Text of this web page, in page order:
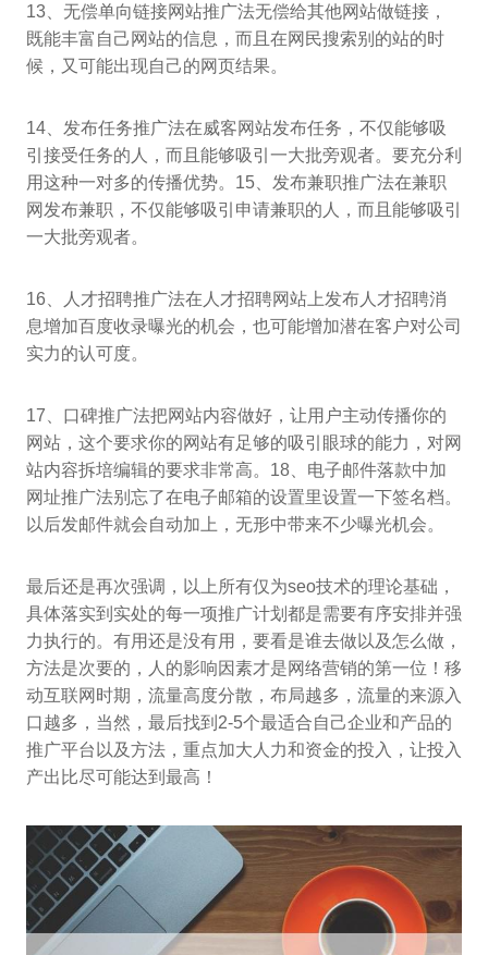
13、无偿单向链接网站推广法无偿给其他网站做链接，
既能丰富自己网站的信息，而且在网民搜索别的站的时
候，又可能出现自己的网页结果。
14、发布任务推广法在威客网站发布任务，不仅能够吸
引接受任务的人，而且能够吸引一大批旁观者。要充分利
用这种一对多的传播优势。15、发布兼职推广法在兼职
网发布兼职，不仅能够吸引申请兼职的人，而且能够吸引
一大批旁观者。
16、人才招聘推广法在人才招聘网站上发布人才招聘消
息增加百度收录曝光的机会，也可能增加潜在客户对公司
实力的认可度。
17、口碑推广法把网站内容做好，让用户主动传播你的
网站，这个要求你的网站有足够的吸引眼球的能力，对网
站内容拆培编辑的要求非常高。18、电子邮件落款中加
网址推广法别忘了在电子邮箱的设置里设置一下签名档。
以后发邮件就会自动加上，无形中带来不少曝光机会。
最后还是再次强调，以上所有仅为seo技术的理论基础，
具体落实到实处的每一项推广计划都是需要有序安排并强
力执行的。有用还是没有用，要看是谁去做以及怎么做，
方法是次要的，人的影响因素才是网络营销的第一位！移
动互联网时期，流量高度分散，布局越多，流量的来源入
口越多，当然，最后找到2-5个最适合自己企业和产品的
推广平台以及方法，重点加大人力和资金的投入，让投入
产出比尽可能达到最高！